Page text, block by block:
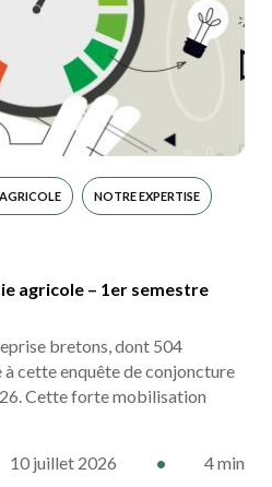
NOTRE EXPERTISE
agricole – 1er semestre
bretons, dont 504
cette enquête de conjoncture
Cette forte mobilisation
10 juillet 2026 • 4 min